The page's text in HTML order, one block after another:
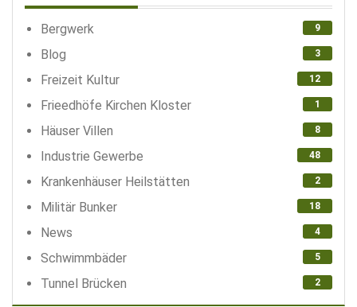
Bergwerk 9
Blog 3
Freizeit Kultur 12
Frieedhöfe Kirchen Kloster 1
Häuser Villen 8
Industrie Gewerbe 48
Krankenhäuser Heilstätten 2
Militär Bunker 18
News 4
Schwimmbäder 5
Tunnel Brücken 2